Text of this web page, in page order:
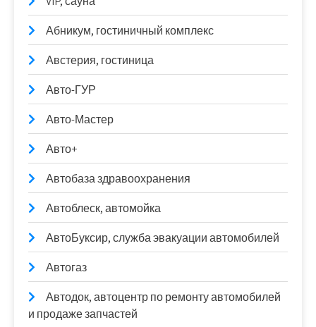
Абникум, гостиничный комплекс
Австерия, гостиница
Авто-ГУР
Авто-Мастер
Авто+
Автобаза здравоохранения
Автоблеск, автомойка
АвтоБуксир, служба эвакуации автомобилей
Автогаз
Автодок, автоцентр по ремонту автомобилей
и продаже запчастей